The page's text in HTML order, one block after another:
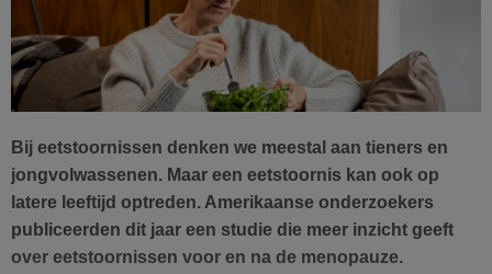
Bij eetstoornissen denken we meestal aan tieners en
jongvolwassenen. Maar een eetstoornis kan ook op
latere leeftijd optreden. Amerikaanse onderzoekers
publiceerden dit jaar een studie die meer inzicht geeft
over eetstoornissen voor en na de menopauze.